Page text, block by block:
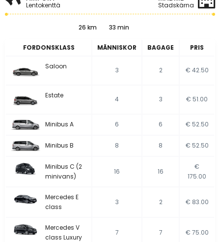
Lentokenttä Stadskärna
26 km 33 min
FORDONSKLASS MÄNNISKOR BAGAGE PRIS
Saloon 3 2 € 42.50
Estate 4 3 € 51.00
Minibus A 6 6 € 52.50
Minibus B 8 8 € 52.50
Minibus C (2
minivans)
16 16
€
175.00
Mercedes E
class
3 2 € 83.00
Mercedes V
class Luxury
7 7 € 75.00